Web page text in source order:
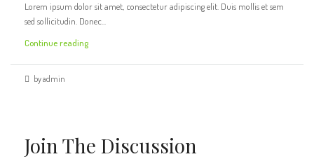
Lorem ipsum dolor sit amet, consectetur adipiscing elit. Duis mollis et sem
sed sollicitudin. Donec...
Continue reading
by admin
Join The Discussion